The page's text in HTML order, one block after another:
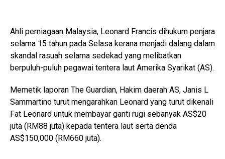
Ahli perniagaan Malaysia, Leonard Francis dihukum penjara
selama 15 tahun pada Selasa kerana menjadi dalang dalam
skandal rasuah selama sedekad yang melibatkan
berpuluh-puluh pegawai tentera laut Amerika Syarikat (AS).
Memetik laporan The Guardian, Hakim daerah AS, Janis L
Sammartino turut mengarahkan Leonard yang turut dikenali
Fat Leonard untuk membayar ganti rugi sebanyak AS$20
juta (RM88 juta) kepada tentera laut serta denda
AS$150,000 (RM660 juta).